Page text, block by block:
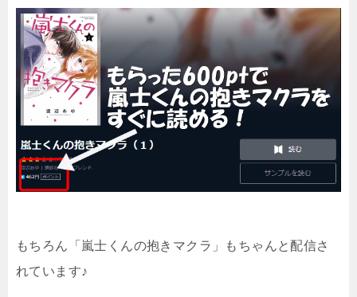
もちろん「嵐士くんの抱きマクラ」もちゃんと配信さ
れています♪